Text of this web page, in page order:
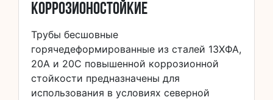
коррозионостойкие
Трубы бесшовные
горячедеформированные из сталей 13ХФА,
20А и 20С повышенной коррозионной
стойкости предназначены для
использования в условиях северной